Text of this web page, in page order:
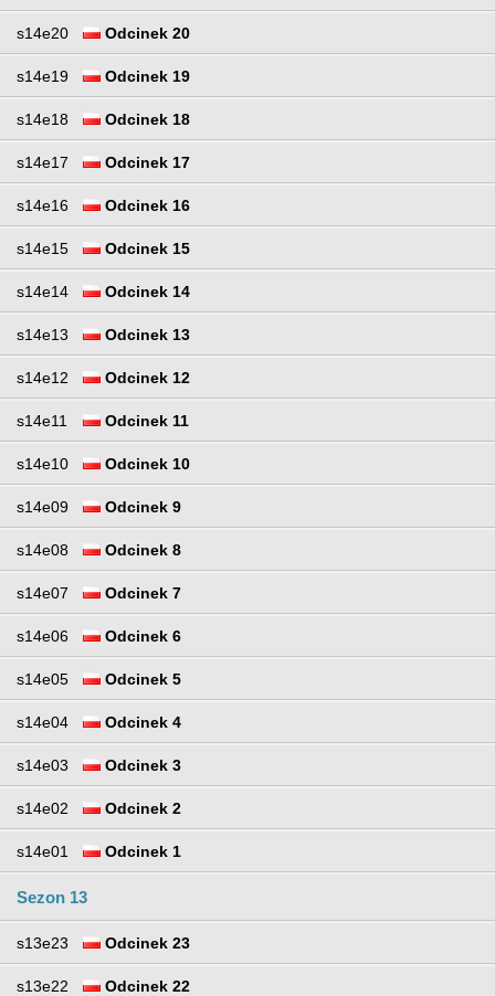
s14e20 Odcinek 20
s14e19 Odcinek 19
s14e18 Odcinek 18
s14e17 Odcinek 17
s14e16 Odcinek 16
s14e15 Odcinek 15
s14e14 Odcinek 14
s14e13 Odcinek 13
s14e12 Odcinek 12
s14e11 Odcinek 11
s14e10 Odcinek 10
s14e09 Odcinek 9
s14e08 Odcinek 8
s14e07 Odcinek 7
s14e06 Odcinek 6
s14e05 Odcinek 5
s14e04 Odcinek 4
s14e03 Odcinek 3
s14e02 Odcinek 2
s14e01 Odcinek 1
Sezon 13
s13e23 Odcinek 23
s13e22 Odcinek 22